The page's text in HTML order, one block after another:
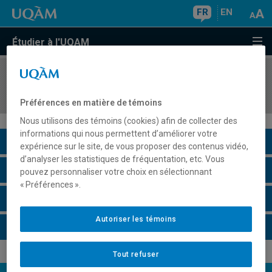
FR EN
Étudier à l'UQAM
COURS//
Description du cours
Horaire - Été 2026
Préférences en matière de témoins
Nous utilisons des témoins (cookies) afin de collecter des
informations qui nous permettent d’améliorer votre
expérience sur le site, de vous proposer des contenus vidéo,
d’analyser les statistiques de fréquentation, etc. Vous
pouvez personnaliser votre choix en sélectionnant
« Préférences ».
Tout refuser
Autoriser les témoins